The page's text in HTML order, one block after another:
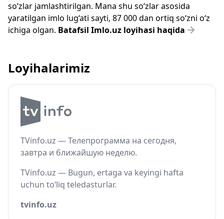
so‘zlar jamlashtirilgan. Mana shu so‘zlar asosida
yaratilgan imlo lug‘ati sayti, 87 000 dan ortiq so‘zni o‘z
ichiga olgan. Batafsil Imlo.uz loyihasi haqida
Loyihalarimiz
TVinfo.uz — Телепрограмма на сегодня,
завтра и ближайшую неделю.
TVinfo.uz — Bugun, ertaga va keyingi hafta
uchun to‘liq teledasturlar.
tvinfo.uz